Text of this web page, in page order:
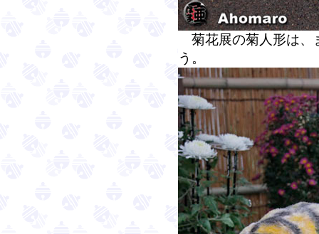
菊花展の菊人形は、
う。